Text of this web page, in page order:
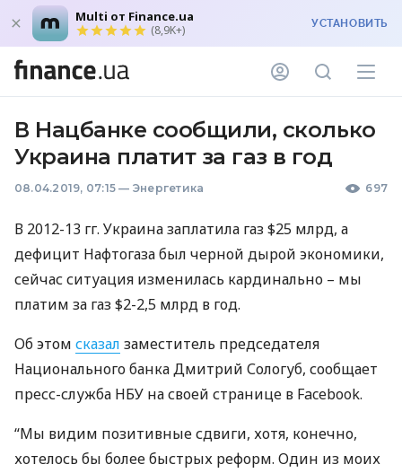
Multi от Finance.ua
(8,9K+) УСТАНОВИТЬ
В Нацбанке сообщили, сколько
Украина платит за газ в год
08.04.2019, 07:15 — Энергетика 697
В 2012-13 гг. Украина заплатила газ $25 млрд, а
дефицит Нафтогаза был черной дырой экономики,
сейчас ситуация изменилась кардинально – мы
платим за газ $2-2,5 млрд в год.
Об этом сказал заместитель председателя
Национального банка Дмитрий Сологуб, сообщает
пресс-служба НБУ на своей странице в Facebook.
“Мы видим позитивные сдвиги, хотя, конечно,
хотелось бы более быстрых реформ. Один из моих